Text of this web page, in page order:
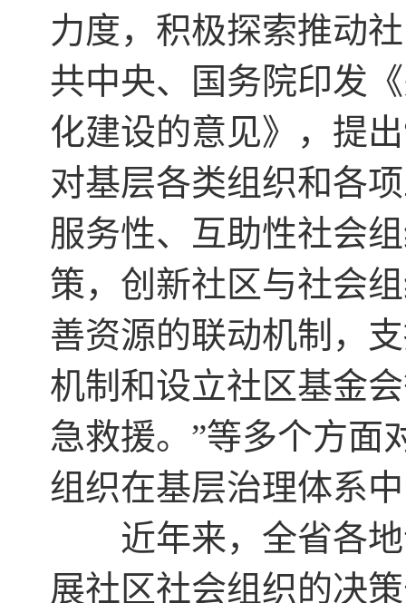
力度，积极探索推动
共中央、国务院印发
化建设的意见》，提
对基层各类组织和各
服务性、互助性社会
策，创新社区与社会
善资源的联动机制，
机制和设立社区基金
急救援。”等多个方面
组织在基层治理体系
近年来，全省各地
展社区社会组织的决